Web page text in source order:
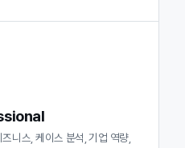
니스, 케이스 분석, 기업 역량,